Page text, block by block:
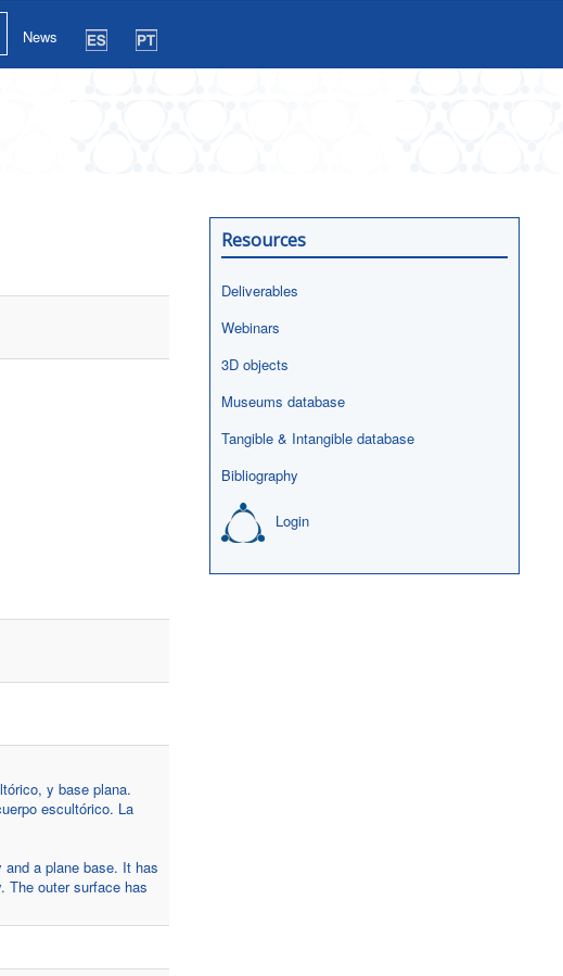
News
y base plana.
escultórico. La
a plane base. It has
The outer surface has
Resources
Deliverables
Webinars
3D objects
Museums database
Tangible & Intangible database
Bibliography
Login